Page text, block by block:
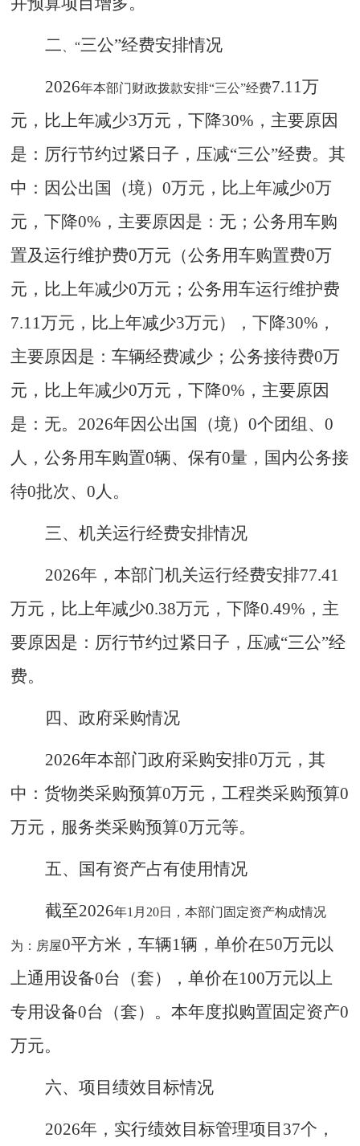
二 、“三公”经费安排情况
2026年本部门财政拨款安排“三公”经费7.11万
元，比上年减少3万元，下降30%，主要原因
是：厉行节约过紧日子，压减“三公”经费。其
中：因公出国（境）0万元，比上年减少0万
元，下降0%，主要原因是： 无 ；公务用车购
置及运行维护费0万元（公务用车购置费0万
元，比上年减少0万元；公务用车运行维护费
7.11万元，比上年减少3万元），下降30%，
主要原因是：车辆经费减少 ；公务接待费0万
元，比上年减少0万元，下降0%，主要原因
是： 无。 2026年因公出国（境）0个团组、0
人，公务用车购置0辆、保有0量，国内公务接
待0批次、0人 。
三、机关运行经费安排情况
2026年，本部门机关运行经费安排77.41
万元，比上年减少0.38万元，下降0.49%，主
要原因是：厉行节约过紧日子，压减“三公”经
费。
四、政府采购情况
2026年本部门政府采购安排0万元，其
中：货物类采购预算0万元，工程类采购预算0
万元，服务类采购预算0万元等。
五、 国有资产占有使用情况
截至2026年1月20日，本部门固定资产构成情况
为：房屋0平方米，车辆1辆，单价在50万元以
上通用设备0台（套），单价在100万元以上
专用设备0台（套）。本年度拟购置固定资产0
万元。
六、项目绩效目标情况
2026年，实行绩效目标管理项目 37个，